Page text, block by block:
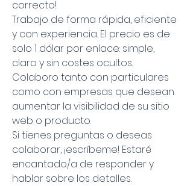
correcto!
Trabajo de forma rápida, eficiente
y con experiencia. El precio es de
solo 1 dólar por enlace: simple,
claro y sin costes ocultos.
Colaboro tanto con particulares
como con empresas que desean
aumentar la visibilidad de su sitio
web o producto.
Si tienes preguntas o deseas
colaborar, ¡escríbeme! Estaré
encantado/a de responder y
hablar sobre los detalles.